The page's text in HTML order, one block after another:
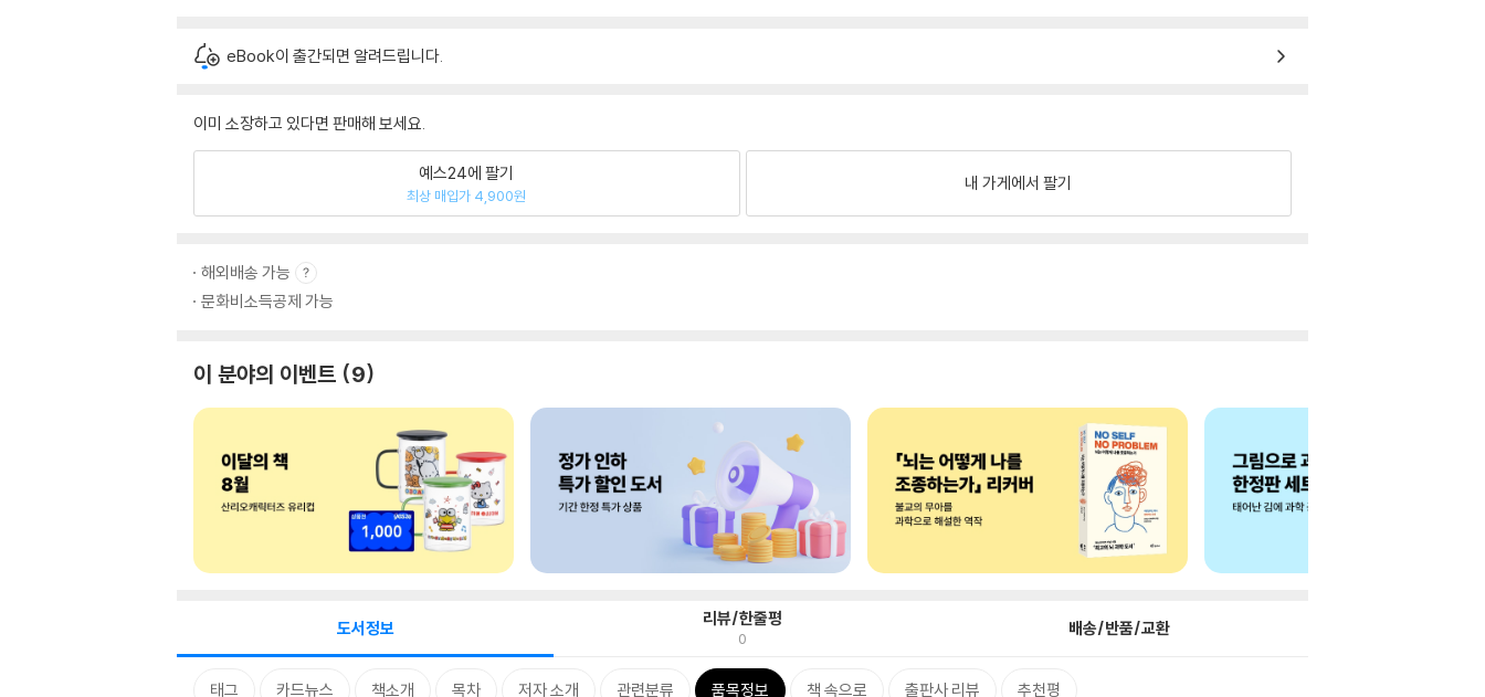
eBook이 출간되면 알려드립니다.
이미 소장하고 있다면 판매해 보세요.
예스24에 팔기
최상 매입가 4,900원
내 가게에서 팔기
해외배송 가능
문화비소득공제 가능
이 분야의 이벤트 9
도서정보 리뷰/한줄평
0 배송/반품/교환
태그 카드뉴스 책소개 목차 저자 소개 관련분류 품목정보 책 속으로 출판사 리뷰 추천평